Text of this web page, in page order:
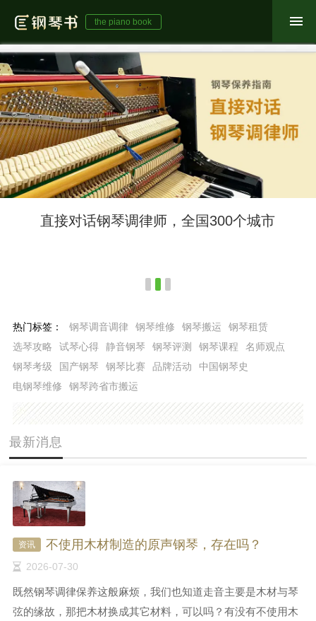
the piano book
直接对话钢琴调律师，全国300个城市
热门标签： 钢琴调音调律 钢琴维修 钢琴搬运
钢琴租赁
选琴攻略
试琴心得 静音钢琴 钢琴评测 钢琴课程
名师观点
钢琴考级
国产钢琴 钢琴比赛 品牌活动
中国钢琴史
电钢琴维修
钢琴跨省市搬运
最新消息
资讯 不使用木材制造的原声钢琴，存在吗？
2026-07-30
既然钢琴调律保养这般麻烦，我们也知道走音主要是木材与琴
弦的缘故，那把木材换成其它材料，可以吗？有没有不使用木